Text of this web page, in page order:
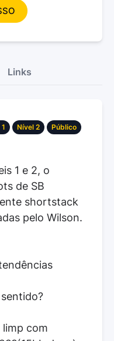
Links
Nível 2 Público
1 e 2, o
de SB
shortstack
pelo Wilson.
limp com